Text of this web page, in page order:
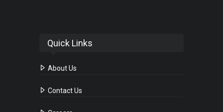
Quick Links
About Us
Contact Us